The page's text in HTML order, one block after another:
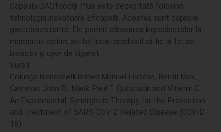
Capsula DAOfood® Plus este dezvoltată folosind
tehnologia inovatoare Eficaps®. Acestea sunt capsule
gastrorezistente. Ele permit eliberarea ingredientelor la
momentul optim, astfel încât produsul să fie la fel de
bioactiv și ușor de digerat.
Sursa:
Colunga Biancatelli Ruben Manuel Luciano, Berrill Max,
Catravas John D., Marik Paul E. Quercetin and Vitamin C:
An Experimental, Synergistic Therapy for the Prevention
and Treatment of SARS-CoV-2 Related Disease (COVID-
19)